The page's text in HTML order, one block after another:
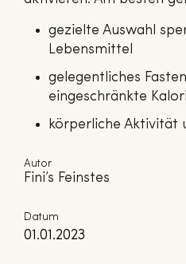
gezielte Auswahl
Lebensmittel
gelegentliches
eingeschränkte
körperliche Aktivität
Autor
Fini’s Feinstes
Datum
01.01.2023